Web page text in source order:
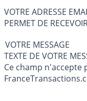
VOTRE ADRESSE
PERMET DE
VOTRE MESSAGE
Ce champ n'accepte